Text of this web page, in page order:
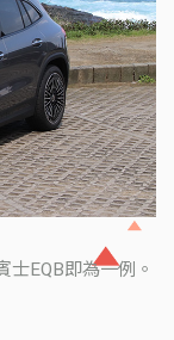
EQB即為一例。